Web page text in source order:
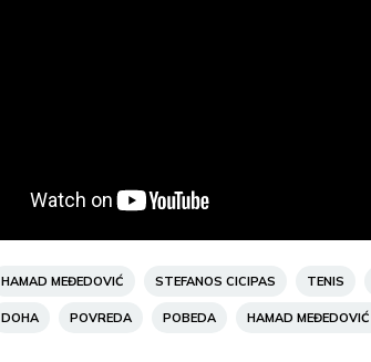
HAMAD MEĐEDOVIĆ STEFANOS CICIPAS TENIS
DOHA POVREDA POBEDA HAMAD